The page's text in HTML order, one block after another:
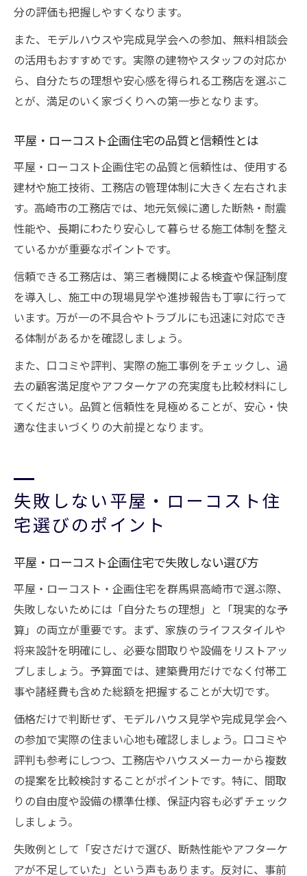
分の評価も把握しやすくなります。
また、モデルハウスや完成見学会への参加、無料相談会
の活用もおすすめです。実際の建物やスタッフの対応か
ら、自分たちの理想や安心感を得られる工務店を選ぶこ
とが、満足のいく家づくりへの第一歩となります。
平屋・ローコスト企画住宅の品質と信頼性とは
平屋・ローコスト企画住宅の品質と信頼性は、使用する
建材や施工技術、工務店の管理体制に大きく左右されま
す。高崎市の工務店では、地元気候に適した断熱・耐震
性能や、長期にわたり安心して暮らせる施工体制を整え
ているかが重要なポイントです。
信頼できる工務店は、第三者機関による検査や保証制度
を導入し、施工中の現場見学や進捗報告も丁寧に行って
います。万が一の不具合やトラブルにも迅速に対応でき
る体制があるかを確認しましょう。
また、口コミや評判、実際の施工事例をチェックし、過
去の顧客満足度やアフターケアの充実度も比較材料にし
てください。品質と信頼性を見極めることが、安心・快
適な住まいづくりの大前提となります。
失敗しない平屋・ローコスト住
宅選びのポイント
平屋・ローコスト企画住宅で失敗しない選び方
平屋・ローコスト・企画住宅を群馬県高崎市で選ぶ際、
失敗しないためには「自分たちの理想」と「現実的な予
算」の両立が重要です。まず、家族のライフスタイルや
将来設計を明確にし、必要な間取りや設備をリストアッ
プしましょう。予算面では、建築費用だけでなく付帯工
事や諸経費も含めた総額を把握することが大切です。
価格だけで判断せず、モデルハウス見学や完成見学会へ
の参加で実際の住まい心地も確認しましょう。口コミや
評判も参考にしつつ、工務店やハウスメーカーから複数
の提案を比較検討することがポイントです。特に、間取
りの自由度や設備の標準仕様、保証内容も必ずチェック
しましょう。
失敗例として「安さだけで選び、断熱性能やアフターケ
アが不足していた」という声もあります。反対に、事前